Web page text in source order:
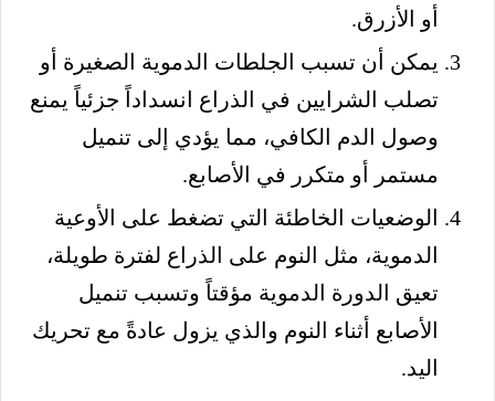
أو الأزرق.
يمكن أن تسبب الجلطات الدموية الصغيرة أو
تصلب الشرايين في الذراع انسداداً جزئياً يمنع
وصول الدم الكافي، مما يؤدي إلى تنميل
مستمر أو متكرر في الأصابع.
الوضعيات الخاطئة التي تضغط على الأوعية
الدموية، مثل النوم على الذراع لفترة طويلة،
تعيق الدورة الدموية مؤقتاً وتسبب تنميل
الأصابع أثناء النوم والذي يزول عادةً مع تحريك
اليد.